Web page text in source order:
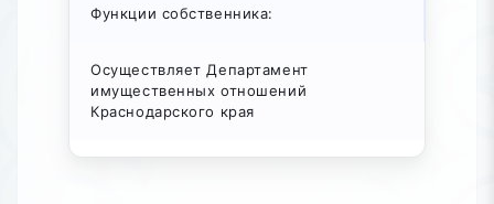
Функции собственника:
Осуществляет Департамент
имущественных отношений
Краснодарского края